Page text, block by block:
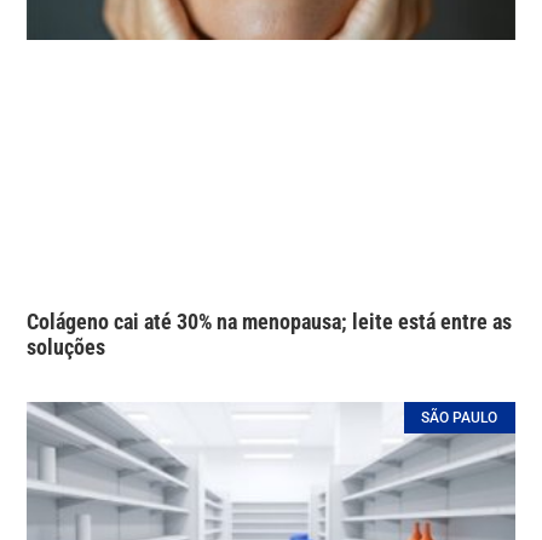
Colágeno cai até 30% na menopausa; leite está entre as
soluções
SÃO PAULO